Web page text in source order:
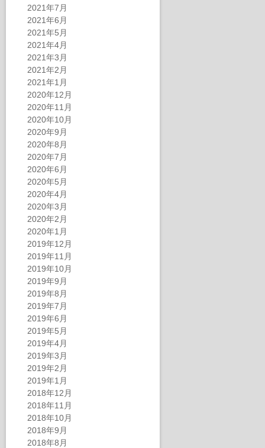
2021年7月
2021年6月
2021年5月
2021年4月
2021年3月
2021年2月
2021年1月
2020年12月
2020年11月
2020年10月
2020年9月
2020年8月
2020年7月
2020年6月
2020年5月
2020年4月
2020年3月
2020年2月
2020年1月
2019年12月
2019年11月
2019年10月
2019年9月
2019年8月
2019年7月
2019年6月
2019年5月
2019年4月
2019年3月
2019年2月
2019年1月
2018年12月
2018年11月
2018年10月
2018年9月
2018年8月